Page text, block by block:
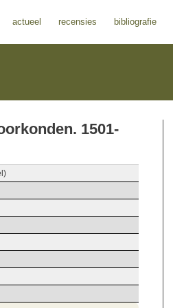
actueel recensies bibliografie
1501-